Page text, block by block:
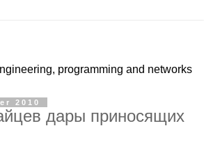
programming and networks
2010
дары приносящих